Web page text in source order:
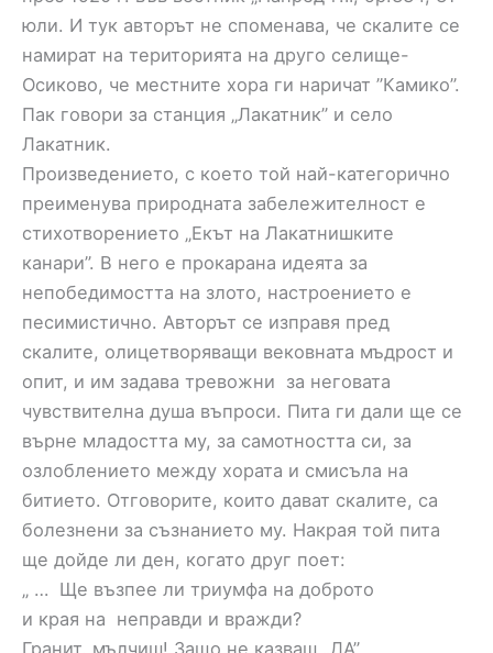
юли. И тук авторът не споменава, че скалите се
намират на територията на друго селище-
Осиково, че местните хора ги наричат ”Камико”.
Пак говори за станция „Лакатник” и село
Лакатник.
Произведението, с което той най-категорично
преименува природната забележителност е
стихотворението „Екът на Лакатнишките
канари”. В него е прокарана идеята за
непобедимостта на злото, настроението е
песимистично. Авторът се изправя пред
скалите, олицетворяващи вековната мъдрост и
опит, и им задава тревожни за неговата
чувствителна душа въпроси. Пита ги дали ще се
върне младостта му, за самотността си, за
озлоблението между хората и смисъла на
битието. Отговорите, които дават скалите, са
болезнени за съзнанието му. Накрая той пита
ще дойде ли ден, когато друг поет:
„ … Ще възпее ли триумфа на доброто
и края на неправди и вражди?
Гранит, мълчиш! Защо не казваш „ДА”